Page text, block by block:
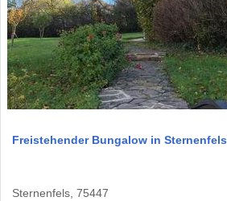
Freistehender Bungalow in Sternenfels
Sternenfels, 75447